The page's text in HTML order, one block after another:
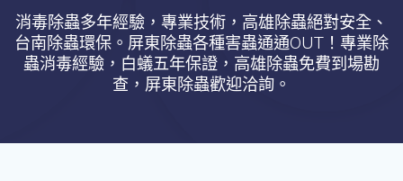
消毒除蟲多年經驗，專業技術，高雄除蟲絕對安全、
台南除蟲環保。屏東除蟲各種害蟲通通OUT！專業除
蟲消毒經驗，白蟻五年保證，高雄除蟲免費到場勘
查，屏東除蟲歡迎洽詢。